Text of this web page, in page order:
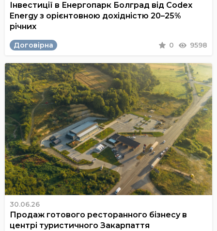
Інвестиції в Енергопарк Болград від Codex
Energy з орієнтовною дохідністю 20–25%
річних
Договірна 0 9598
30.06.26
Продаж готового ресторанного бізнесу в
центрі туристичного Закарпаття